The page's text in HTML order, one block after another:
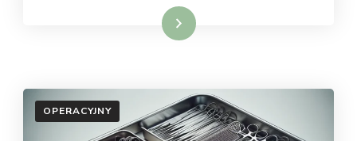
Dowiedz się więcej
OPERACYJNY